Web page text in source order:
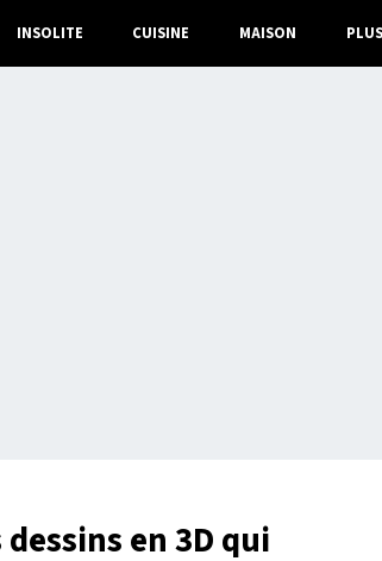
INSOLITE CUISINE MAISON PLUS
en 3D qui